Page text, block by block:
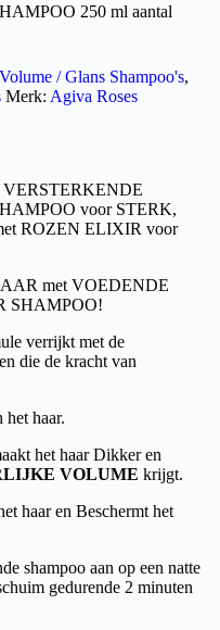
250 ml aantal
/ Glans Shampoo's,
Merk: Agiva Roses
voor STERK,
ROZEN ELIXIR voor
met VOEDENDE
SHAMPOO!
verrijkt met de
die de kracht van
haar.
het haar Dikker en
VOLUME krijgt.
haar en Beschermt het
shampoo aan op een natte
gedurende 2 minuten